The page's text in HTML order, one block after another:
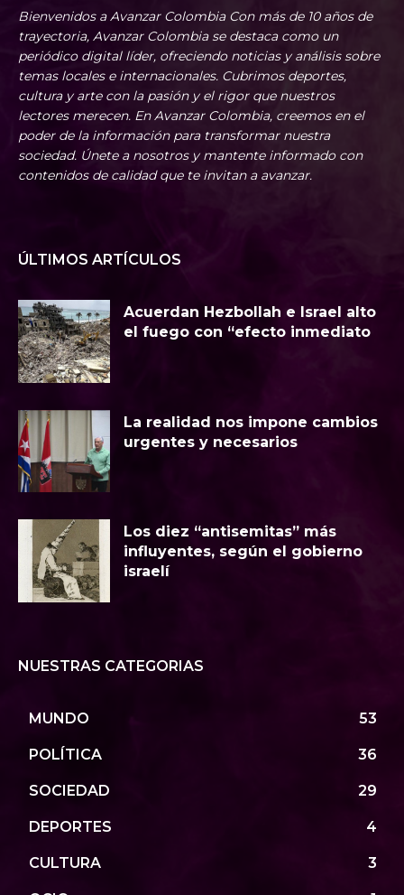
Bienvenidos a Avanzar Colombia Con más de 10 años de
trayectoria, Avanzar Colombia se destaca como un
periódico digital líder, ofreciendo noticias y análisis sobre
temas locales e internacionales. Cubrimos deportes,
cultura y arte con la pasión y el rigor que nuestros
lectores merecen. En Avanzar Colombia, creemos en el
poder de la información para transformar nuestra
sociedad. Únete a nosotros y mantente informado con
contenidos de calidad que te invitan a avanzar.
ÚLTIMOS ARTÍCULOS
Acuerdan Hezbollah e Israel alto
el fuego con “efecto inmediato
La realidad nos impone cambios
urgentes y necesarios
Los diez “antisemitas” más
influyentes, según el gobierno
israelí
NUESTRAS CATEGORIAS
MUNDO 53
POLÍTICA 36
SOCIEDAD 29
DEPORTES 4
CULTURA 3